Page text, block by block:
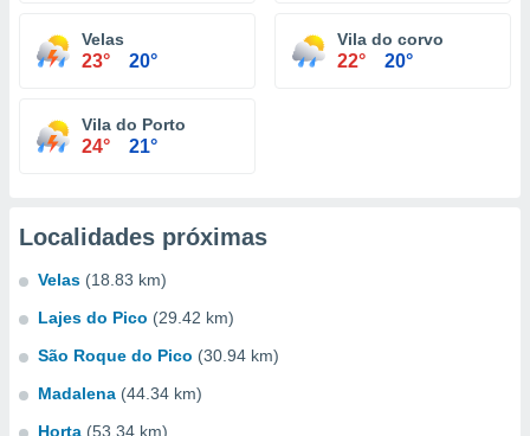
Velas
23° 20°
Vila do corvo
22° 20°
Vila do Porto
24° 21°
Localidades próximas
Velas (18.83 km)
Lajes do Pico (29.42 km)
São Roque do Pico (30.94 km)
Madalena (44.34 km)
Horta (53.34 km)